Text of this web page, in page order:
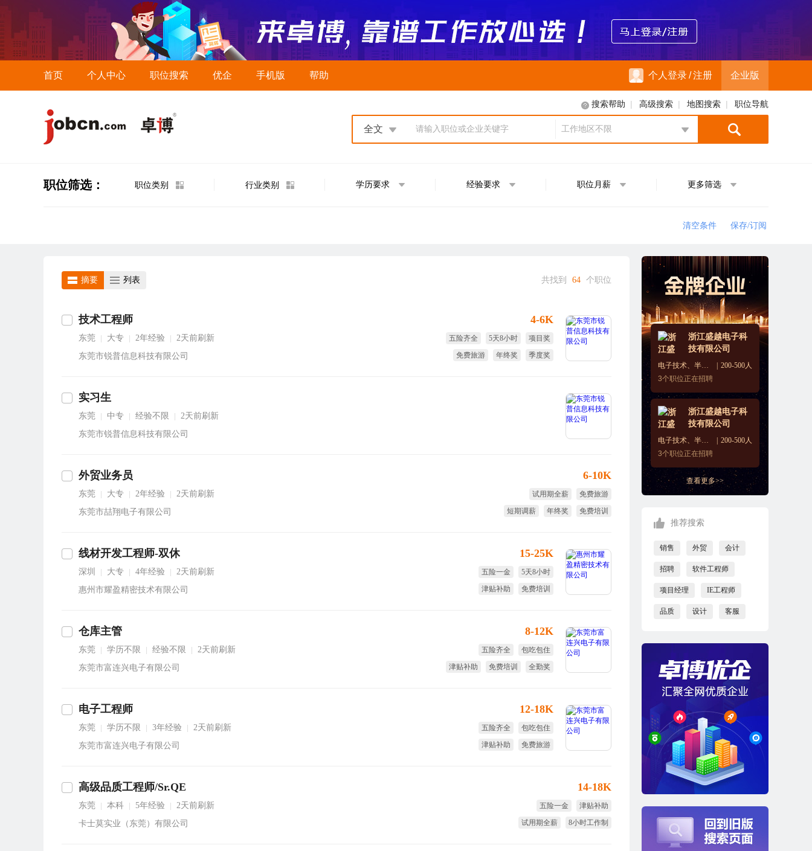
首页 个人中心 职位搜索 优企 手机版 帮助 个人登录/注册 企业版
搜索帮助 | 高级搜索 | 地图搜索 | 职位导航
请输入职位或企业关键字
全文 工作地区不限
职位筛选： 职位类别 行业类别 学历要求 经验要求 职位月薪 更多筛选
清空条件 保存/订阅
浙江盛越电子科
技有限公司
电子技术、半导体、集成电路
200-500人
3个职位正在招聘
浙江盛越电子科
技有限公司
电子技术、半导体、集成电路
200-500人
3个职位正在招聘
查看更多>>
推荐搜索
销售 外贸 会计
招聘 软件工程师
项目经理 IE工程师
品质 设计 客服
摘要 列表 共找到 64 个职位
技术工程师
东莞 大专 2年经验
2天前刷新
东莞市锐普信息科技有限公司
4-6K
五险齐全 5天8小时
项目奖
免费旅游
年终奖 季度奖
实习生
东莞 中专 经验不限
2天前刷新
东莞市锐普信息科技有限公司
外贸业务员
东莞 大专 2年经验
2天前刷新
东莞市喆翔电子有限公司
6-10K
试用期全薪
免费旅游
短期调薪
年终奖
免费培训
线材开发工程师-双休
深圳 大专 4年经验
2天前刷新
惠州市耀盈精密技术有限公司
15-25K
五险一金
5天8小时
津贴补助
免费培训
仓库主管
东莞 学历不限 经验不限
2天前刷新
东莞市富连兴电子有限公司
8-12K
五险齐全
包吃包住
津贴补助
免费培训
全勤奖
电子工程师
东莞 学历不限 3年经验
2天前刷新
东莞市富连兴电子有限公司
12-18K
五险齐全
包吃包住
津贴补助
免费旅游
高级品质工程师/Sr.QE
东莞 本科 5年经验
2天前刷新
卡士莫实业（东莞）有限公司
14-18K
五险一金
津贴补助
试用期全薪
8小时工作制